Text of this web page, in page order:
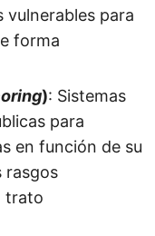
vulnerables para
forma
): Sistemas
para
en función de su
rasgos
trato